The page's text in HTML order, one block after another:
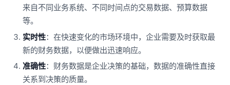
来自不同业务系统、不同时间点的交易数据、预算数据
等。
实时性：在快速变化的市场环境中，企业需要及时获取最
新的财务数据，以便做出迅速响应。
准确性：财务数据是企业决策的基础，数据的准确性直接
关系到决策的质量。